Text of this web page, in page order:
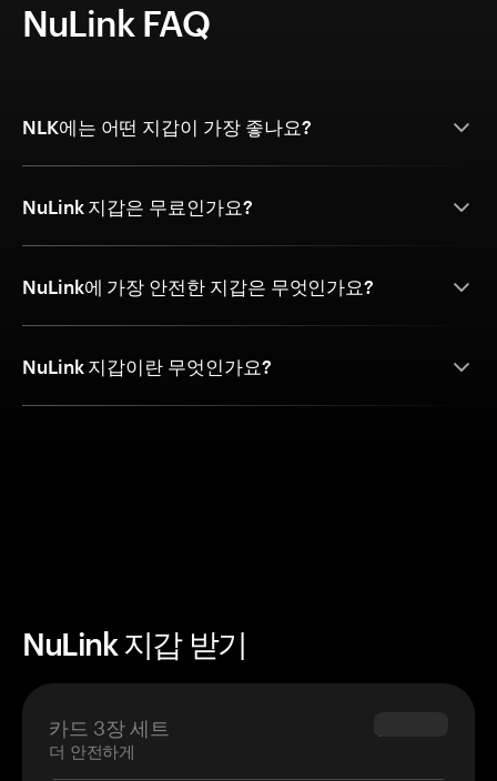
NuLink FAQ
NLK에는 어떤 지갑이 가장 좋나요?
NuLink 지갑은 무료인가요?
NuLink에 가장 안전한 지갑은 무엇인가요?
NuLink 지갑이란 무엇인가요?
NuLink 지갑 받기
카드 3장 세트
더 안전하게
$69.90